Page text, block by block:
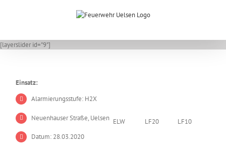
[layerslider id="9"]
Einsatz:
Alarmierungsstufe: H2X
Neuenhauser Straße, Uelsen
Datum: 28.03.2020
ELW LF20 LF10